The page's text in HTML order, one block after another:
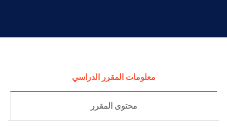
معلومات المقرر الدراسي
محتوى المقرر